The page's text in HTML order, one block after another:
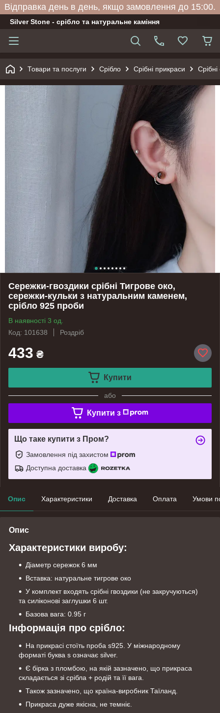
Відправка день в день, якщо замовлення до 15:00.
Silver Stone - срібло та натуральне каміння
Товари та послуги Срібло Срібні прикраси
Сережки-гвоздики срібні Тигрове око,
сережки-кульки з натуральним каменем,
срібло 925 проби
В наявності 3 од.
Код: 101638
Роздріб
433 ₴
Купити
або
Купити з
Що таке купити з Пром?
Замовлення під захистом
Доступна доставка
Опис Характеристики Доставка Оплата Умови
Опис
Характеристики виробу:
Діаметр сережок 6 мм
Вставка: натуральне тигрове око
У комплект входять срібні гвоздики (не закручуються)
та силіконові заглушки 6 шт.
Базова вага: 0.95 г
Інформація про срібло:
На прикрасі стоїть проба s925. У міжнародному
форматі буква s означає silver.
Є бірка з пломбою, на якій зазначено, що прикраса
складається зі срібла + родій та її вага.
Також зазначено, що країна-виробник Таїланд.
Прикраса дуже якісна, не темніє.